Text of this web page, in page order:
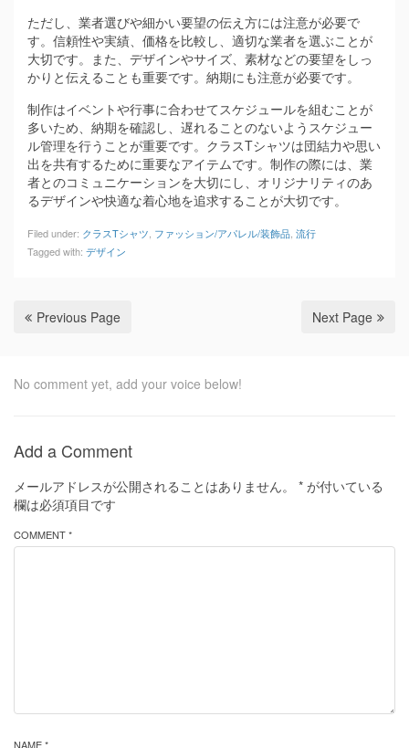
ただし、業者選びや細かい要望の伝え方には注意が必要で
す。信頼性や実績、価格を比較し、適切な業者を選ぶことが
大切です。また、デザインやサイズ、素材などの要望をしっ
かりと伝えることも重要です。納期にも注意が必要です。
制作はイベントや行事に合わせてスケジュールを組むことが
多いため、納期を確認し、遅れることのないようスケジュー
ル管理を行うことが重要です。クラスTシャツは団結力や思い
出を共有するために重要なアイテムです。制作の際には、業
者とのコミュニケーションを大切にし、オリジナリティのあ
るデザインや快適な着心地を追求することが大切です。
Filed under: クラスTシャツ ファッション/アパレル/装飾品 流行
Tagged with: デザイン
Previous Page Next Page
No comment yet, add your voice below!
Add a Comment
メールアドレスが公開されることはありません。 * が付いている
欄は必須項目です
COMMENT *
NAME *